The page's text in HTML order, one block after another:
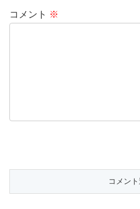
コメント ※